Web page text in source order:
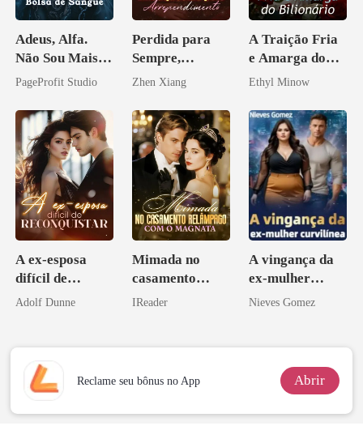
Adeus, Alfa.
Não Sou Mais
Sua Bolsa de
PageProfit Studio
Perdida para
Sempre,
Enlouquecido
Arrependiment
o
Zhen Xiang
A Traição Fria
e Amarga do
Bilionário
Ethyl Minow
A ex-esposa
difícil de
reconquistar
Adolf Dunne
Mimada no
casamento
relâmpago com
IReader
A vingança da
ex-mulher
curvilínea
Nieves Gomez
Reclame seu bônus no App Abrir